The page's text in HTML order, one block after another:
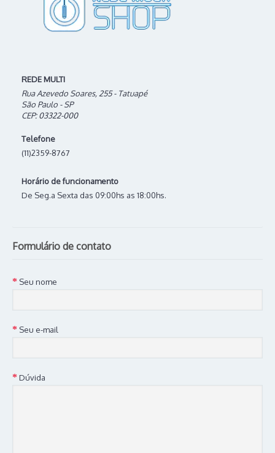
REDE MULTI
Rua Azevedo Soares, 255 - Tatuapé
São Paulo - SP
CEP: 03322-000
Telefone
(11)2359-8767
Horário de funcionamento
De Seg.a Sexta das 09:00hs as 18:00hs.
Formulário de contato
Seu nome
Seu e-mail
Dúvida